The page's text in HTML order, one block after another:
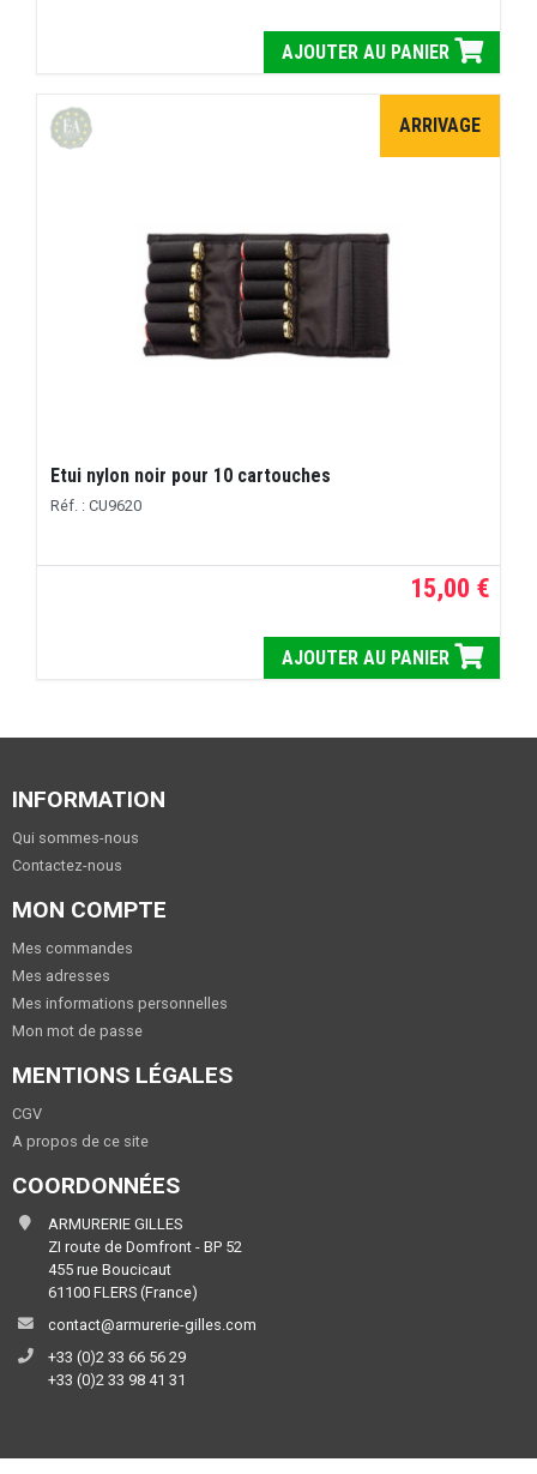
AJOUTER AU PANIER
ARRIVAGE
Etui nylon noir pour 10 cartouches
Réf. : CU9620
15,00 €
AJOUTER AU PANIER
INFORMATION
Qui sommes-nous
Contactez-nous
MON COMPTE
Mes commandes
Mes adresses
Mes informations personnelles
Mon mot de passe
MENTIONS LÉGALES
CGV
A propos de ce site
COORDONNÉES
ARMURERIE GILLES
ZI route de Domfront - BP 52
455 rue Boucicaut
61100 FLERS (France)
contact@armurerie-gilles.com
+33 (0)2 33 66 56 29
+33 (0)2 33 98 41 31